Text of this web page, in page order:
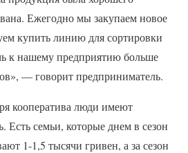
Ежегодно мы закупаем новое
купить линию для сортировки
к нашему предприятию больше
— говорит предприниматель.
кооператива люди имеют
Есть семьи, которые днем в сезон
1-1,5 тысячи гривен, а за сезон